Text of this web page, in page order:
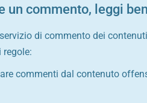
un commento, leggi
di commento dei
regole:
commenti dal contenuto
alle leggi dello Stato italiano e